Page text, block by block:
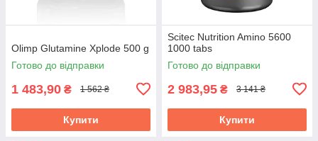
Olimp Glutamine Xplode 500 g
Готово до відправки
1 483,90 ₴ 1 562 ₴
Купити
Scitec Nutrition Amino 5600
1000 tabs
Готово до відправки
2 983,95 ₴ 3 141 ₴
Купити